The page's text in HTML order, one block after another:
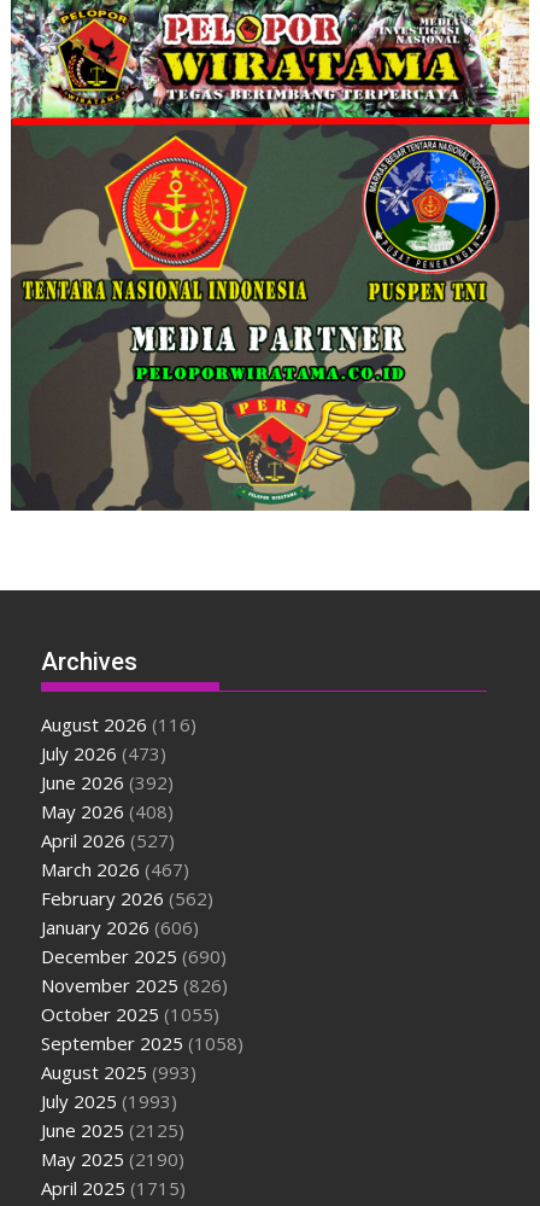
Archives
August 2026 (116)
July 2026 (473)
June 2026 (392)
May 2026 (408)
April 2026 (527)
March 2026 (467)
February 2026 (562)
January 2026 (606)
December 2025 (690)
November 2025 (826)
October 2025 (1055)
September 2025 (1058)
August 2025 (993)
July 2025 (1993)
June 2025 (2125)
May 2025 (2190)
April 2025 (1715)